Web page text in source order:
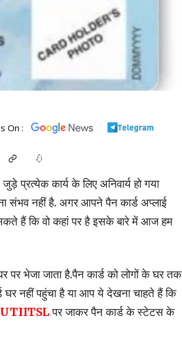
On :
कार्य के लिए अनिवार्य हो गया
संभव नहीं है. अगर आपने पैन कार्ड अप्लाई
हैं कि वो कहां पर है इसके बारे में आज हम
पर भेजा जाता है.पैन कार्ड को लोगों के घर तक
नहीं पहुंचा है या आप ये देखना चाहते हैं कि
UTIITSL पर जाकर पैन कार्ड के स्टेटस के